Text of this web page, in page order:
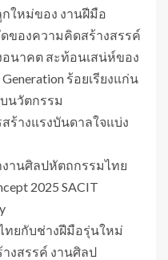
ใหม่ของ งานฝีมือ
ของความคิดสร้างสรรค์
อนาคต สะท้อนเสน่ห์ของ
ร้อยเรียงแก่น
นวัตกรรม
ร้างแรงบันดาลใจแบ่ง
านศิลปหัตถกรรมไทย
2025 SACIT
ยกับช่างฝีมือรุ่นใหม่
างสรรค์ งานศิลป